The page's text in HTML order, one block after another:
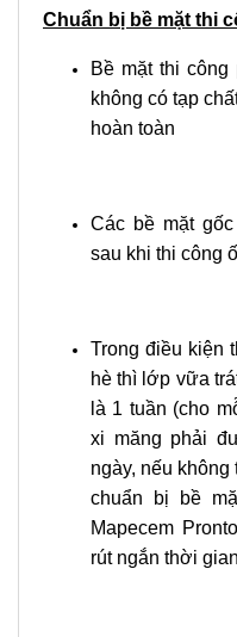
Chuẩn bị bề mặt thi
Bề mặt thi công
không có tạp
hoàn toàn
Các bề mặt
sau khi thi công
Trong điều kiện
hè thì lớp vữa
là 1 tuần (cho
xi măng phải
ngày, nếu
chuẩn bị bề
Mapecem
rút ngắn thời